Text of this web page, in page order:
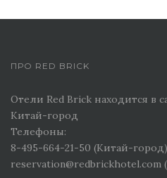
ПРО RED BRICK
Отели Red Brick находится в
Китай-город
Телефоны:
8-495-664-21-50 (Китай-город)
reservation@redbrickhotel.com